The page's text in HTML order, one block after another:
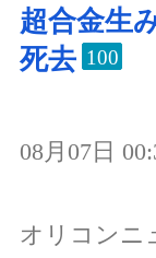
超合金生
死去 100
08月07日
オリコンニ